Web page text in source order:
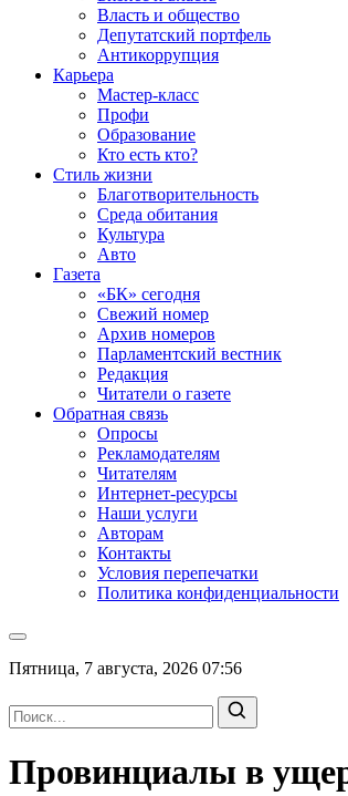
Власть и общество
Депутатский портфель
Антикоррупция
Карьера
Мастер-класс
Профи
Образование
Кто есть кто?
Стиль жизни
Благотворительность
Среда обитания
Культура
Авто
Газета
«БК» сегодня
Свежий номер
Архив номеров
Парламентский вестник
Редакция
Читатели о газете
Обратная связь
Опросы
Рекламодателям
Читателям
Интернет-ресурсы
Наши услуги
Авторам
Контакты
Условия перепечатки
Политика конфиденциальности
Пятница, 7 августа, 2026 07:56
Провинциалы в